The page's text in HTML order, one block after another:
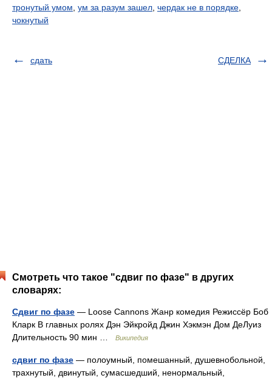
тронутый умом ум за разум зашел чердак не в порядке
чокнутый
сдать СДЕЛКА
Смотреть что такое "сдвиг по фазе" в других
словарях:
Сдвиг по фазе — Loose Cannons Жанр комедия Режиссёр Боб
Кларк В главных ролях Дэн Эйкройд Джин Хэкмэн Дом ДеЛуиз
Длительность 90 мин …
Википедия
сдвиг по фазе — полоумный, помешанный, душевнобольной,
трахнутый, двинутый, сумасшедший, ненормальный,